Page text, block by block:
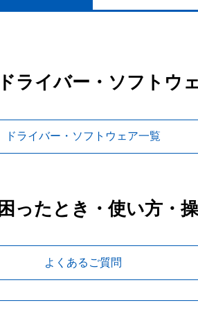
ドライバー・ソフトウ
ドライバー・ソフトウェア一覧
困ったとき・使い方・
よくあるご質問